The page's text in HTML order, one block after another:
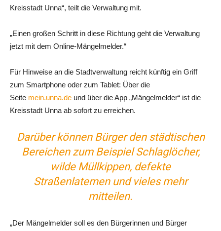
Kreisstadt Unna“, teilt die Verwaltung mit.
„Einen großen Schritt in diese Richtung geht die Verwaltung
jetzt mit dem Online-Mängelmelder.“
Für Hinweise an die Stadtverwaltung reicht künftig ein Griff
zum Smartphone oder zum Tablet: Über die
Seite mein.unna.de und über die App „Mängelmelder“ ist die
Kreisstadt Unna ab sofort zu erreichen.
Darüber können Bürger den städtischen
Bereichen zum Beispiel Schlaglöcher,
wilde Müllkippen, defekte
Straßenlaternen und vieles mehr
mitteilen.
„Der Mängelmelder soll es den Bürgerinnen und Bürger